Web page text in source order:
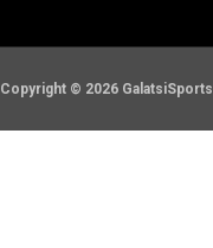
Copyright © 2026 GalatsiSports